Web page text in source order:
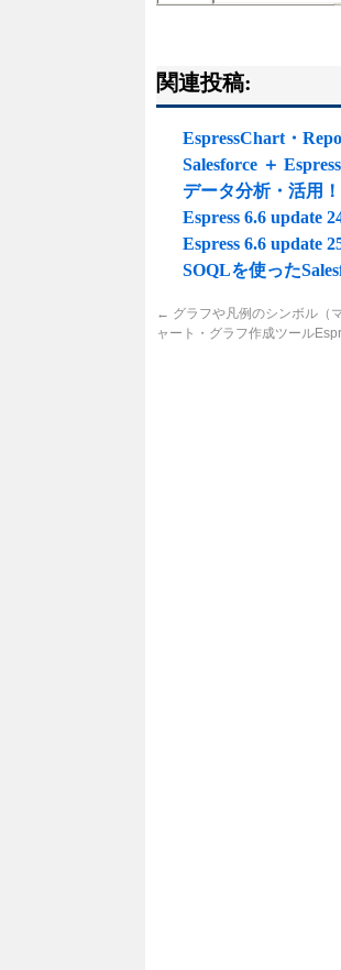
関連投稿:
EspressChart・
Salesforce ＋
データ分析・活用！
Espress 6.6 update
Espress 6.6 update
SOQLを使った
← グラフや凡例のシンボル（
ャート・グラフ作成ツール